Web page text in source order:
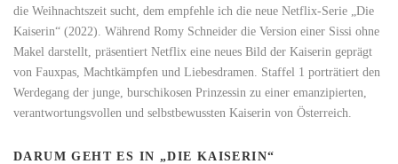
die Weihnachtszeit sucht, dem empfehle ich die neue Netflix-Serie „Die
Kaiserin“ (2022). Während Romy Schneider die Version einer Sissi ohne
Makel darstellt, präsentiert Netflix eine neues Bild der Kaiserin geprägt
von Fauxpas, Machtkämpfen und Liebesdramen. Staffel 1 porträtiert den
Werdegang der junge, burschikosen Prinzessin zu einer emanzipierten,
verantwortungsvollen und selbstbewussten Kaiserin von Österreich.
DARUM GEHT ES IN „DIE KAISERIN“